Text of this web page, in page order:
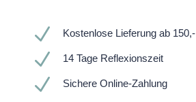
N Kostenlose Lieferung ab 150,-
N 14 Tage Reflexionszeit
N Sichere Online-Zahlung